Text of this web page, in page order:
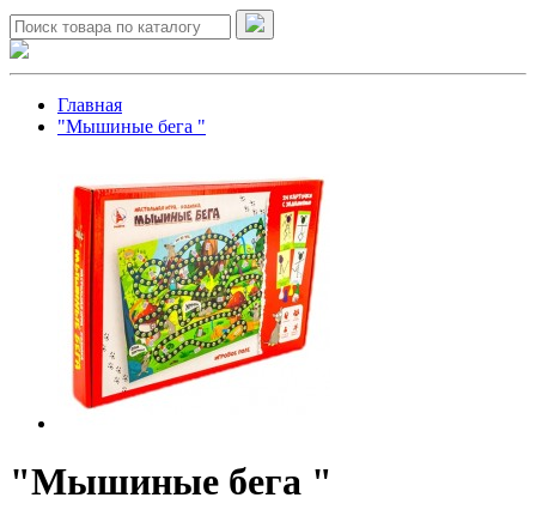
Главная
"Мышиные бега "
"Мышиные бега "